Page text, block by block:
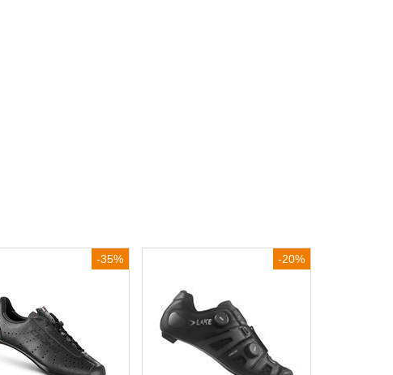
-35% -20%